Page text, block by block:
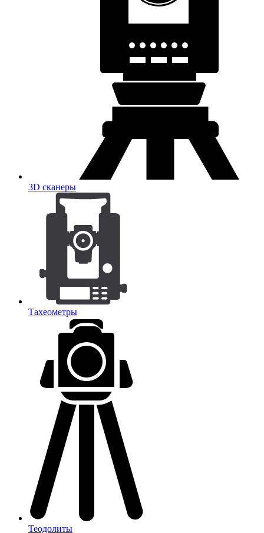
3D сканеры
Тахеометры
Теодолиты